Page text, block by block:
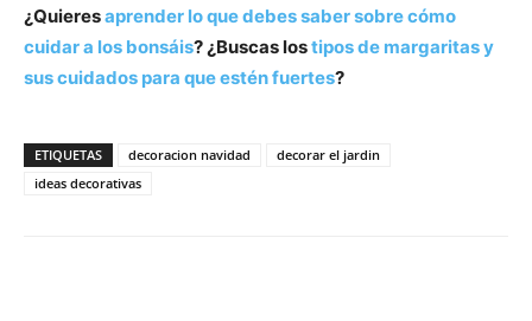
¿Quieresaprender lo que debes saber sobre cómo
cuidar a los bonsáis? ¿Buscas lostipos de margaritas y
sus cuidados para que estén fuertes?
ETIQUETAS decoracion navidad
decorar el jardin
ideas decorativas